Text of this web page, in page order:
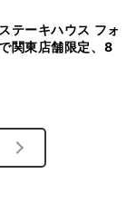
テーキハウス フォ
関東店舗限定、8